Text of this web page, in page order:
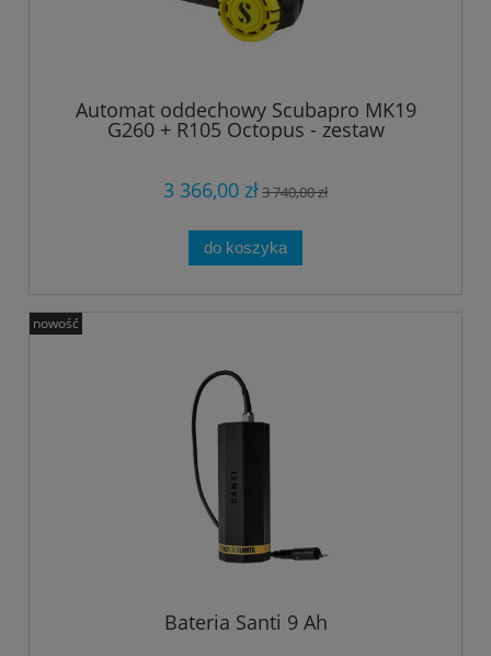
Automat oddechowy Scubapro MK19
G260 + R105 Octopus - zestaw
3 366,00 zł3 740,00 zł
do koszyka
Bateria Santi 9 Ah
nowość